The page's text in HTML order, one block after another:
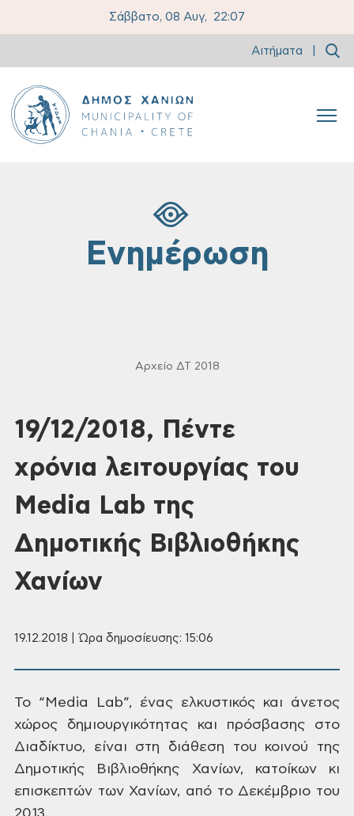
Σάββατο, 08 Αυγ, 22:07
Αιτήματα
Ενημέρωση
Αρχείο ΔΤ 2018
19/12/2018, Πέντε
χρόνια λειτουργίας του
Media Lab της
Δημοτικής Βιβλιοθήκης
Χανίων
19.12.2018 | Ώρα δημοσίευσης: 15:06
Το “Media Lab”, ένας ελκυστικός και άνετος
χώρος δημιουργικότητας και πρόσβασης στο
Διαδίκτυο,
είναι στη διάθεση του κοινού της
Δημοτικής Βιβλιοθήκης Χανίων, κατοίκων κι
επισκεπτών των Χανίων, από το Δεκέμβριο του